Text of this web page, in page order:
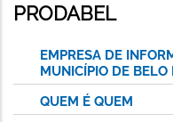
PRODABEL
EMPRESA DE
MUNICÍPIO DE BELO
QUEM É QUEM